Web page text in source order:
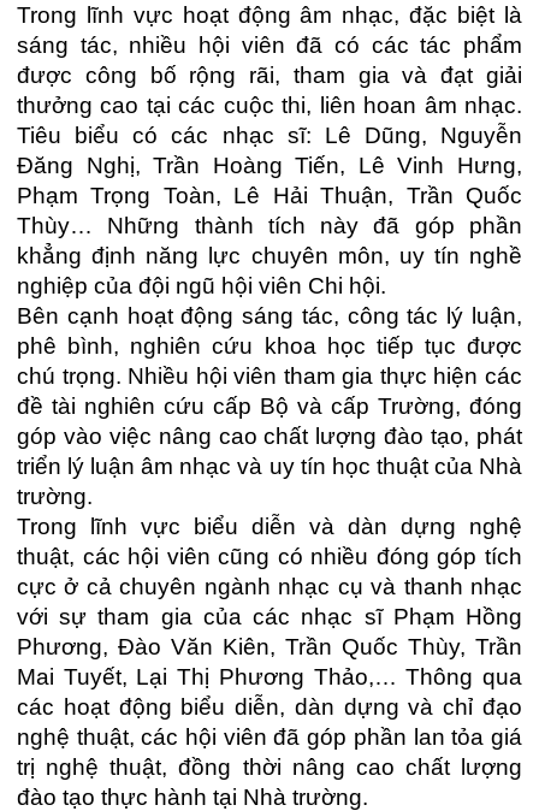
Trong lĩnh vực hoạt động âm nhạc, đặc biệt là
sáng tác, nhiều hội viên đã có các tác phẩm
được công bố rộng rãi, tham gia và đạt giải
thưởng cao tại các cuộc thi, liên hoan âm nhạc.
Tiêu biểu có các nhạc sĩ: Lê Dũng, Nguyễn
Đăng Nghị, Trần Hoàng Tiến, Lê Vinh Hưng,
Phạm Trọng Toàn, Lê Hải Thuận, Trần Quốc
Thùy… Những thành tích này đã góp phần
khẳng định năng lực chuyên môn, uy tín nghề
nghiệp của đội ngũ hội viên Chi hội.
Bên cạnh hoạt động sáng tác, công tác lý luận,
phê bình, nghiên cứu khoa học tiếp tục được
chú trọng. Nhiều hội viên tham gia thực hiện các
đề tài nghiên cứu cấp Bộ và cấp Trường, đóng
góp vào việc nâng cao chất lượng đào tạo, phát
triển lý luận âm nhạc và uy tín học thuật của Nhà
trường.
Trong lĩnh vực biểu diễn và dàn dựng nghệ
thuật, các hội viên cũng có nhiều đóng góp tích
cực ở cả chuyên ngành nhạc cụ và thanh nhạc
với sự tham gia của các nhạc sĩ Phạm Hồng
Phương, Đào Văn Kiên, Trần Quốc Thùy, Trần
Mai Tuyết, Lại Thị Phương Thảo,… Thông qua
các hoạt động biểu diễn, dàn dựng và chỉ đạo
nghệ thuật, các hội viên đã góp phần lan tỏa giá
trị nghệ thuật, đồng thời nâng cao chất lượng
đào tạo thực hành tại Nhà trường.